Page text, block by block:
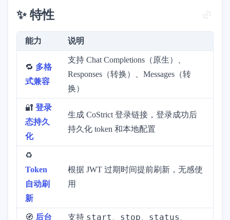
✨ 特性
能力 说明
🔁 多格
式兼容
支持 Chat Completions（原生）、
Responses（转换）、Messages（转
换）
🔐 登录
态持久
化
生成 CoStrict 登录链接，登录成功后
持久化 token 和本地配置
♻️
Token
自动刷
新
根据 JWT 过期时间提前刷新，无感使
用
🧭 后台
支持 start stop status